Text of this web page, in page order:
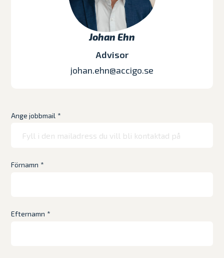
Johan Ehn
Advisor
johan.ehn@accigo.se
Ange jobbmail *
Förnamn *
Efternamn *